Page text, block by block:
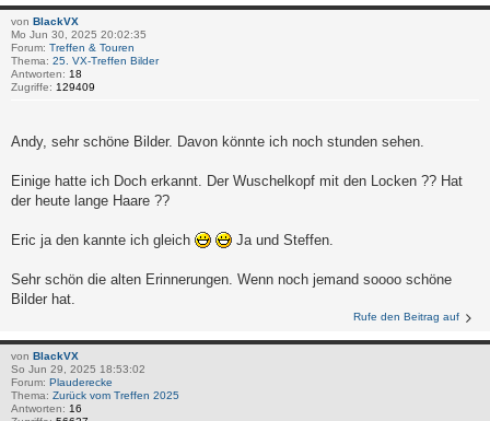
von BlackVX
Mo Jun 30, 2025 20:02:35
Forum: Treffen & Touren
Thema: 25. VX-Treffen Bilder
Antworten: 18
Zugriffe: 129409
Andy, sehr schöne Bilder. Davon könnte ich noch stunden sehen.
Einige hatte ich Doch erkannt. Der Wuschelkopf mit den Locken ?? Hat
der heute lange Haare ??
Eric ja den kannte ich gleich Ja und Steffen.
Sehr schön die alten Erinnerungen. Wenn noch jemand soooo schöne
Bilder hat.
Rufe den Beitrag auf
von BlackVX
So Jun 29, 2025 18:53:02
Forum: Plauderecke
Thema: Zurück vom Treffen 2025
Antworten: 16